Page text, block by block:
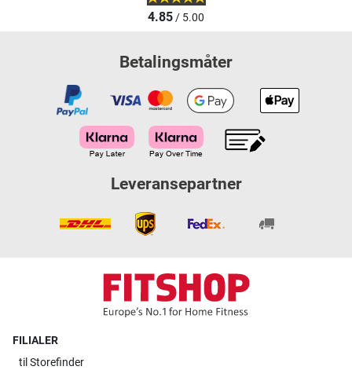
4.85/ 5.00
Betalingsmåter
Leveransepartner
FILIALER
til Storefinder